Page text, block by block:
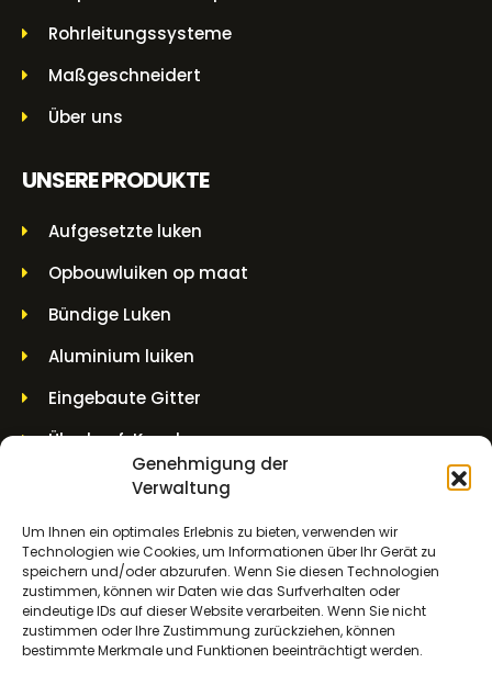
Genehmigung der
Verwaltung
Um Ihnen ein optimales Erlebnis zu bieten, verwenden wir
Technologien wie Cookies, um Informationen über Ihr Gerät zu
speichern und/oder abzurufen. Wenn Sie diesen Technologien
zustimmen, können wir Daten wie das Surfverhalten oder
eindeutige IDs auf dieser Website verarbeiten. Wenn Sie nicht
zustimmen oder Ihre Zustimmung zurückziehen, können
bestimmte Merkmale und Funktionen beeinträchtigt werden.
Rohrleitungssysteme
Maßgeschneidert
Über uns
UNSERE PRODUKTE
Aufgesetzte luken
Opbouwluiken op maat
Bündige Luken
Aluminium luiken
Eingebaute Gitter
Überkopf-Kupplungen
Wanddurchführung
Hebegläser und Spindelgläser
KONTAKTINFORMATIONEN
Molenwerf 5 1911 DB Uitgeest